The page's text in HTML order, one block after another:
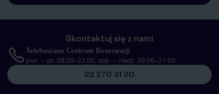
Skontaktuj się z nami
Telefoniczne Centrum Rezerwacji
pon. – pt. 08:00–22:00, sob. – niedz. 09:00–21:00
22 270 31 20